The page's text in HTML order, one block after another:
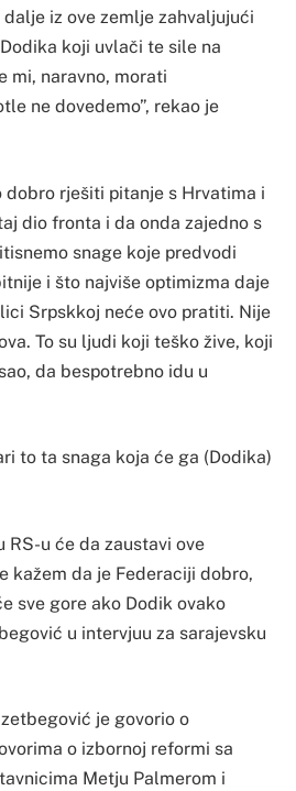
iz ove zemlje zahvaljujući
koji uvlači te sile na
mi, naravno, morati
ne dovedemo”, rekao je
dobro rješiti pitanje s Hrvatima i
dio fronta i da onda zajedno s
snage koje predvodi
i što najviše optimizma daje
Srpskkoj neće ovo pratiti. Nije
To su ljudi koji teško žive, koji
da bespotrebno idu u
to ta snaga koja će ga (Dodika)
RS-u će da zaustavi ove
kažem da je Federaciji dobro,
sve gore ako Dodik ovako
u intervjuu za sarajevsku
je govorio o
o izbornoj reformi sa
Metju Palmerom i